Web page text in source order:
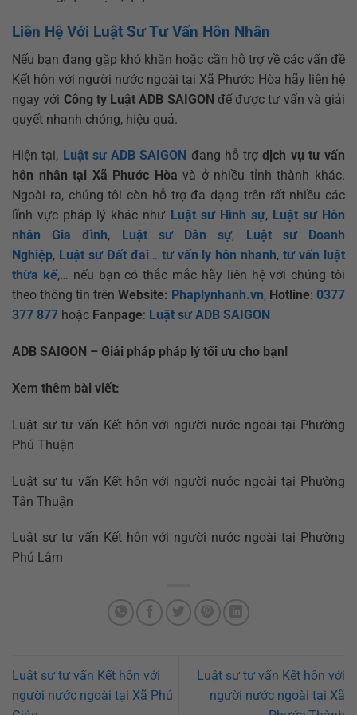
Liên Hệ Với Luật Sư Tư Vấn Hôn Nhân
Nếu bạn đang gặp khó khăn hoặc cần hỗ trợ về các vấn đề
Kết hôn với người nước ngoài tại Xã Phước Hòa hãy liên hệ
ngay với Công ty Luật ADB SAIGON để được tư vấn và giải
quyết nhanh chóng, hiệu quả.
Hiện tại, Luật sư ADB SAIGON đang hỗ trợdịch vụ tư vấn
hôn nhân tại Xã Phước Hòavà ở nhiều tỉnh thành khác.
Ngoài ra, chúng tôi còn hỗ trợ đa dạng trên rất nhiều các
lĩnh vực pháp lý khác như Luật sư Hình sự, Luật sư Hôn
nhân Gia đình, Luật sư Dân sự,
Luật sư Doanh
Nghiệp, Luật sư Đất đai… tư vấn ly hôn nhanh,tư vấn luật
thừa kế,… nếu bạn có thắc mắc hãy liên hệ với chúng tôi
theo thông tin trên Website: Phaplynhanh.vn, Hotline: 0377
377 877 hoặc Fanpage: Luật sư ADB SAIGON
ADB SAIGON – Giải pháp pháp lý tối ưu cho bạn!
Xem thêm bài viết:
Luật sư tư vấn Kết hôn với người nước ngoài tại Phường
Phú Thuận
Luật sư tư vấn Kết hôn với người nước ngoài tại Phường
Tân Thuận
Luật sư tư vấn Kết hôn với người nước ngoài tại Phường
Phú Lâm
Luật sư tư vấn Kết hôn với
người nước ngoài tại Xã Phú
Luật sư tư vấn Kết hôn với
người nước ngoài tại Xã